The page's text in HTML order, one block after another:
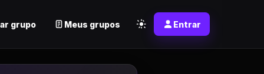
grupo Meus grupos Entrar